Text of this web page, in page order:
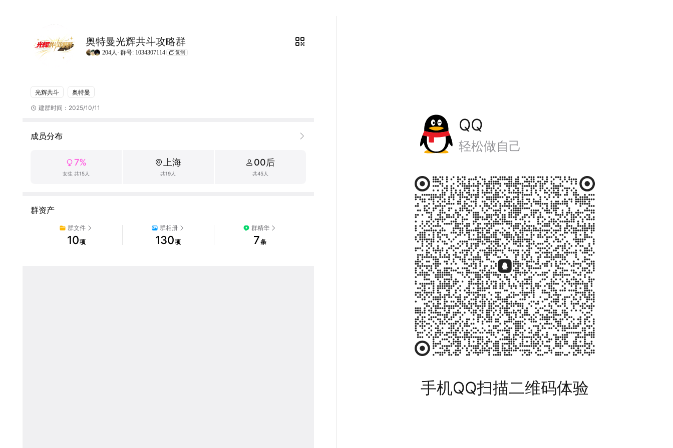
奥特曼光辉共斗攻略群
204人· 群号: 1034307114 复制
光辉共斗 奥特曼
建群时间：2025/10/11
成员分布
7%
女生 共15人
上海
共19人
00后
共45人
群资产
群文件
10项
群相册
130项
群精华
7条
QQ
轻松做自己
手机QQ扫描二维码体验